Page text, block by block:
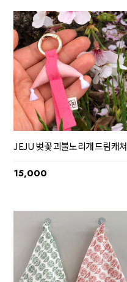
JEJU 벚꽃 괴불노리개 드림캐쳐
15,000